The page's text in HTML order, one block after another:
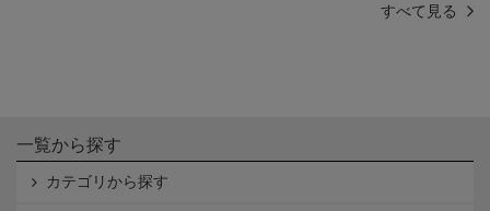
すべて見る
一覧から探す
カテゴリから探す